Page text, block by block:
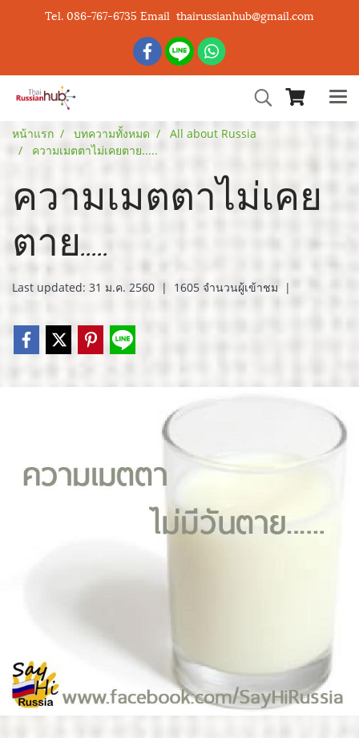
Tel. 086-767-6735 Email thairussianhub@gmail.com
หน้าแรก บทความทั้งหมด
All about Russia
ความเมตตาไม่เคยตาย.....
ความเมตตาไม่เคย
ตาย.....
Last updated: 31 ม.ค. 2560 | 1605 จำนวนผู้เข้าชม |